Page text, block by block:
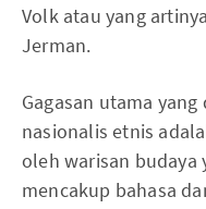
Volk atau yang
Jerman.
Gagasan utama
nasionalis etnis
oleh warisan budaya
mencakup bahasa